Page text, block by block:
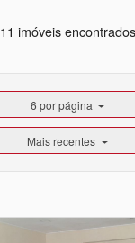
11 imóveis encontrados
6 por página
Mais recentes